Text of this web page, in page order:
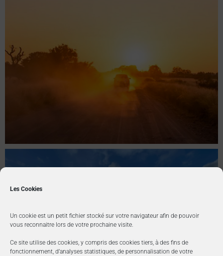
Les Cookies
Un cookie est un petit fichier stocké sur votre navigateur afin de pouvoir
vous reconnaitre lors de votre prochaine visite.
Ce site utilise des cookies, y compris des cookies tiers, à des fins de
fonctionnement, d’analyses statistiques, de personnalisation de votre